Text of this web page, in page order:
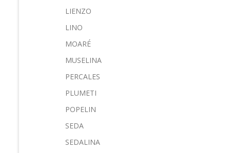
LIENZO
LINO
MOARÉ
MUSELINA
PERCALES
PLUMETI
POPELIN
SEDA
SEDALINA